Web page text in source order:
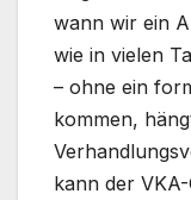
wann wir ein
wie in vielen
– ohne ein
kommen,
kann der